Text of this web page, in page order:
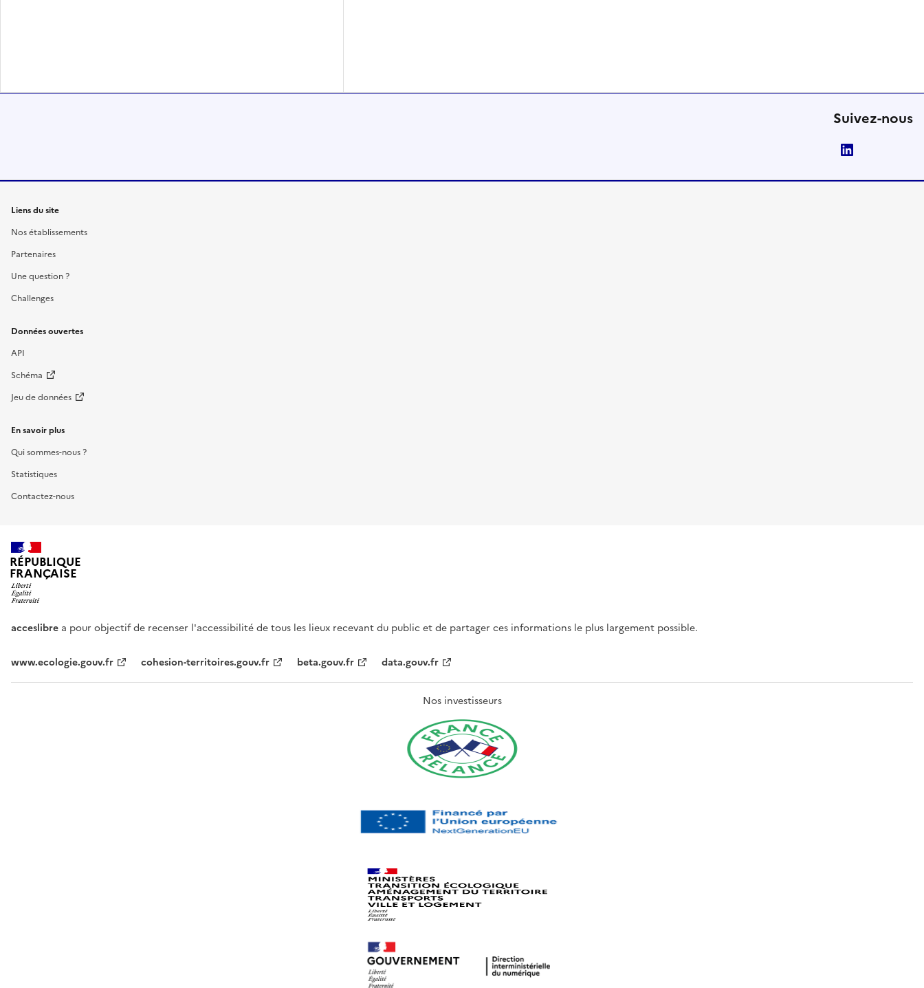
Suivez-nous
Liens du site
Nos établissements
Partenaires
Une question ?
Challenges
Données ouvertes
API
Schéma
Jeu de données
En savoir plus
Qui sommes-nous ?
Statistiques
Contactez-nous
RÉPUBLIQUE
FRANÇAISE
acceslibre a pour objectif de recenser l'accessibilité de tous les lieux recevant du public et de partager ces informations le plus largement possible.
www.ecologie.gouv.fr cohesion-territoires.gouv.fr beta.gouv.fr data.gouv.fr
Nos investisseurs